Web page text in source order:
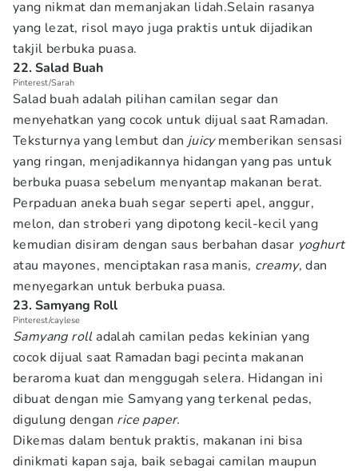
yang nikmat dan memanjakan lidah.Selain rasanya
yang lezat, risol mayo juga praktis untuk dijadikan
takjil berbuka puasa.
22. Salad Buah
Pinterest/Sarah
Salad buah adalah pilihan camilan segar dan
menyehatkan yang cocok untuk dijual saat Ramadan.
Teksturnya yang lembut dan juicymemberikan sensasi
yang ringan, menjadikannya hidangan yang pas untuk
berbuka puasa sebelum menyantap makanan berat.
Perpaduan aneka buah segar seperti apel, anggur,
melon, dan stroberi yang dipotong kecil-kecil yang
kemudian disiram dengan saus berbahan dasar yoghurt
atau mayones, menciptakan rasa manis, creamy, dan
menyegarkan untuk berbuka puasa.
23. Samyang Roll
Pinterest/caylese
Samyang rolladalah camilan pedas kekinian yang
cocok dijual saat Ramadan bagi pecinta makanan
beraroma kuat dan menggugah selera. Hidangan ini
dibuat dengan mie Samyang yang terkenal pedas,
digulung dengan rice paper.
Dikemas dalam bentuk praktis, makanan ini bisa
dinikmati kapan saja, baik sebagai camilan maupun